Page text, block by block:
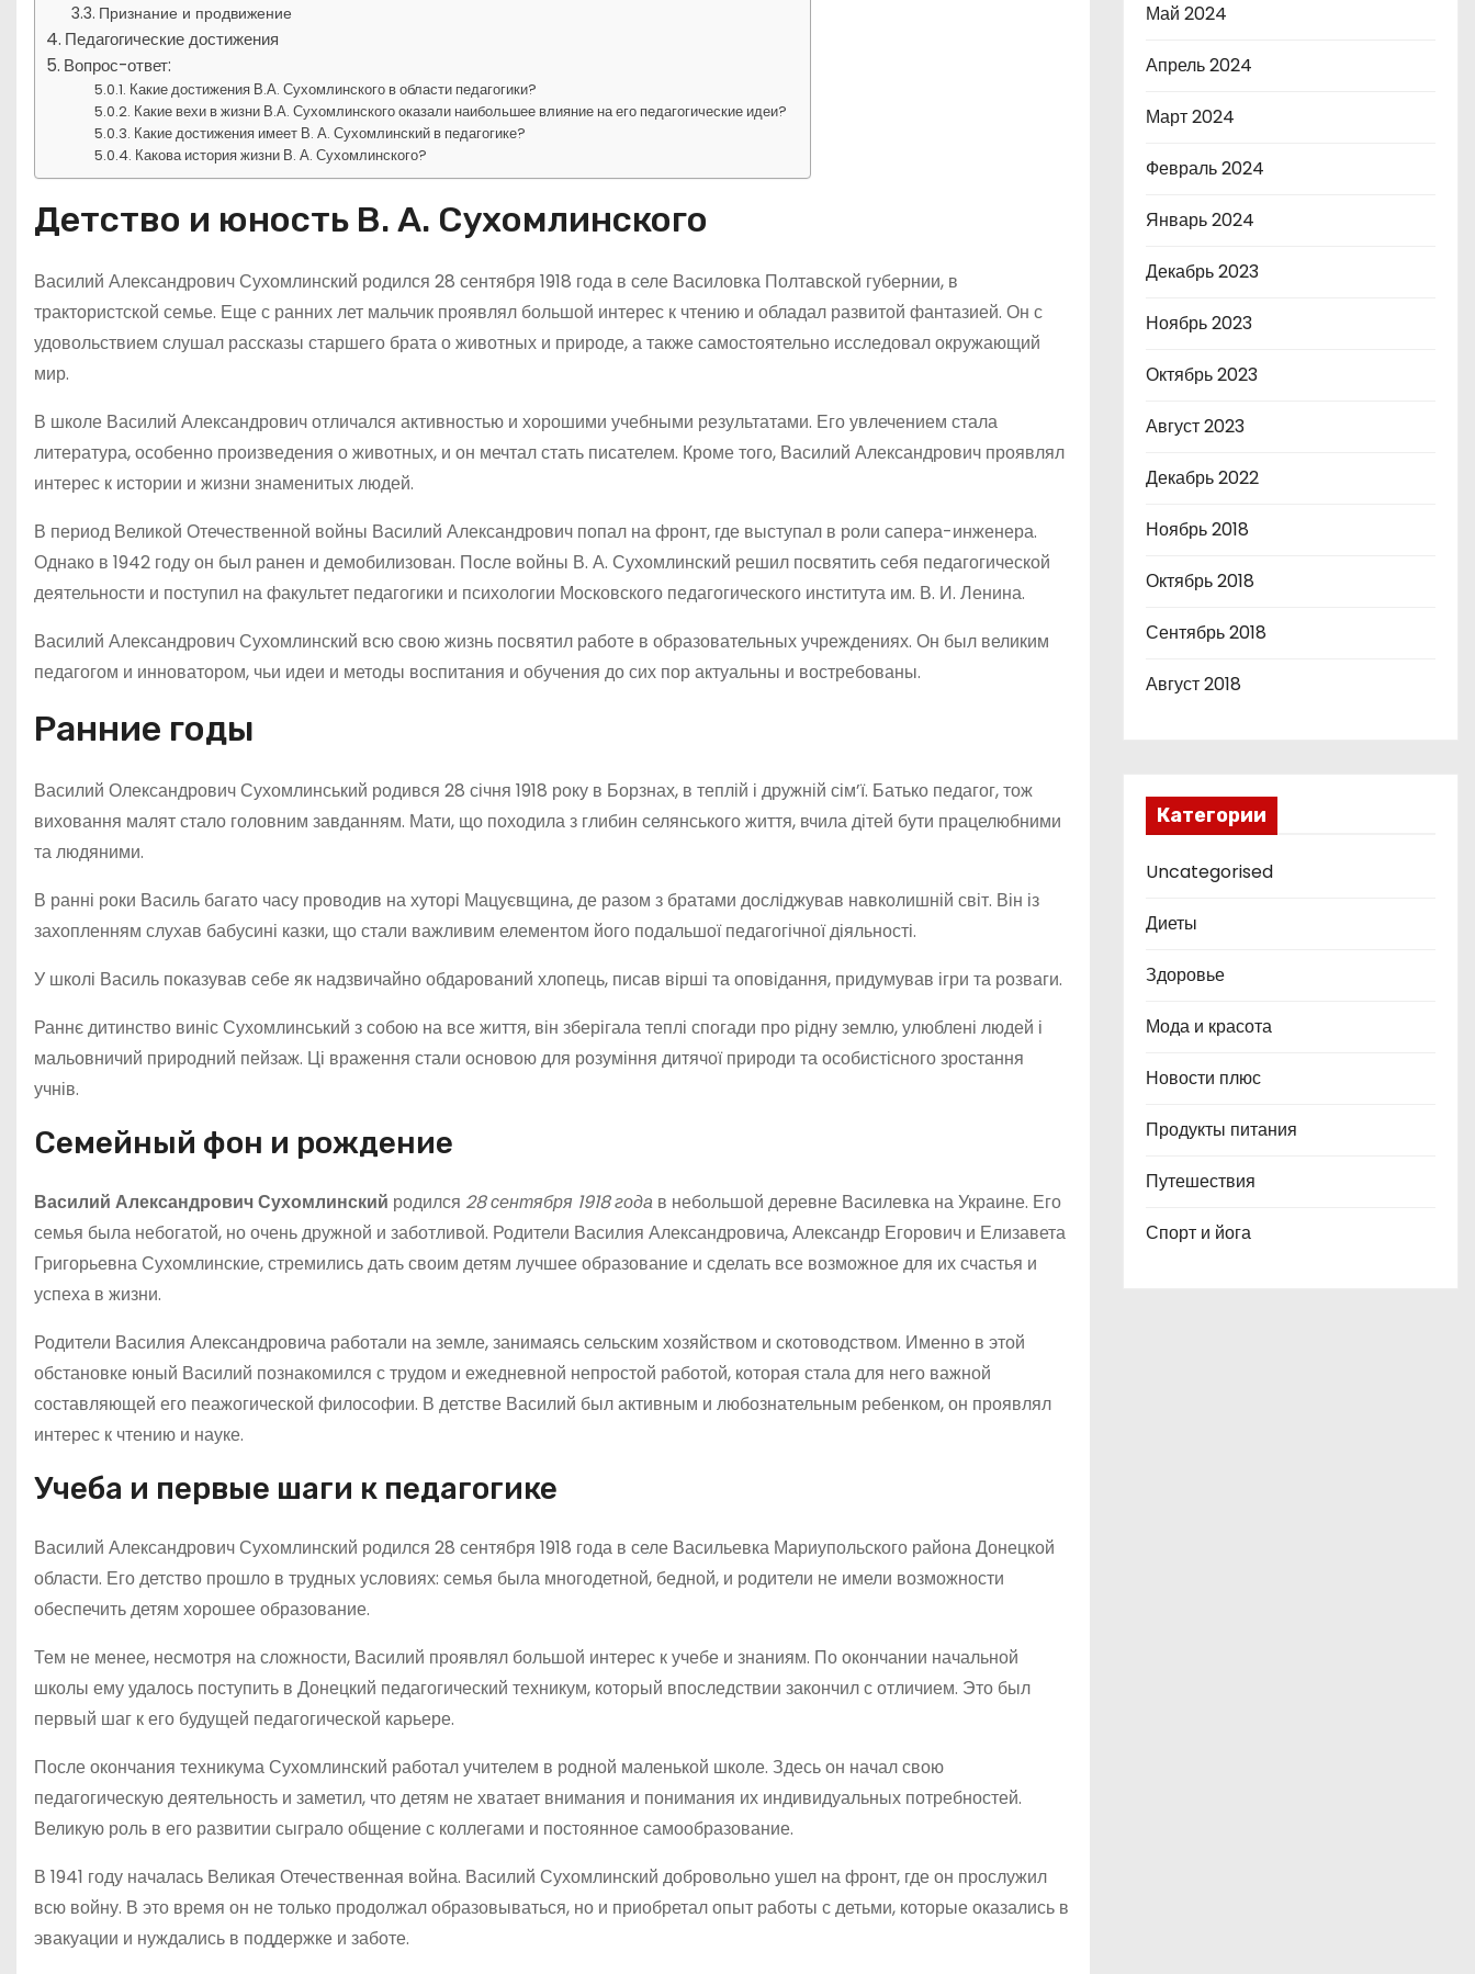
Признание и продвижение
Педагогические достижения
Вопрос-ответ:
Какие достижения В.А. Сухомлинского в области педагогики?
Какие вехи в жизни В.А. Сухомлинского оказали наибольшее влияние на его педагогические идеи?
Какие достижения имеет В. А. Сухомлинский в педагогике?
Какова история жизни В. А. Сухомлинского?
Детство и юность В. А. Сухомлинского
Василий Александрович Сухомлинский родился 28 сентября 1918 года в селе Василовка Полтавской губернии, в
трактористской семье. Еще с ранних лет мальчик проявлял большой интерес к чтению и обладал развитой фантазией. Он с
удовольствием слушал рассказы старшего брата о животных и природе, а также самостоятельно исследовал окружающий
мир.
В школе Василий Александрович отличался активностью и хорошими учебными результатами. Его увлечением стала
литература, особенно произведения о животных, и он мечтал стать писателем. Кроме того, Василий Александрович проявлял
интерес к истории и жизни знаменитых людей.
В период Великой Отечественной войны Василий Александрович попал на фронт, где выступал в роли сапера-инженера.
Однако в 1942 году он был ранен и демобилизован. После войны В. А. Сухомлинский решил посвятить себя педагогической
деятельности и поступил на факультет педагогики и психологии Московского педагогического института им. В. И. Ленина.
Василий Александрович Сухомлинский всю свою жизнь посвятил работе в образовательных учреждениях. Он был великим
педагогом и инноватором, чьи идеи и методы воспитания и обучения до сих пор актуальны и востребованы.
Ранние годы
Василий Олександрович Сухомлинський родився 28 січня 1918 року в Борзнах, в теплій і дружній сім’ї. Батько педагог, тож
виховання малят стало головним завданням. Мати, що походила з глибин селянського життя, вчила дітей бути працелюбними
та людяними.
В ранні роки Василь багато часу проводив на хуторі Мацуєвщина, де разом з братами досліджував навколишній світ. Він із
захопленням слухав бабусині казки, що стали важливим елементом його подальшої педагогічної діяльності.
У школі Василь показував себе як надзвичайно обдарований хлопець, писав вірші та оповідання, придумував ігри та розваги.
Раннє дитинство виніс Сухомлинський з собою на все життя, він зберігала теплі спогади про рідну землю, улюблені людей і
мальовничий природний пейзаж. Ці враження стали основою для розуміння дитячої природи та особистісного зростання
учнів.
Семейный фон и рождение
Василий Александрович Сухомлинский родился 28 сентября 1918 года в небольшой деревне Василевка на Украине. Его
семья была небогатой, но очень дружной и заботливой. Родители Василия Александровича, Александр Егорович и Елизавета
Григорьевна Сухомлинские, стремились дать своим детям лучшее образование и сделать все возможное для их счастья и
успеха в жизни.
Родители Василия Александровича работали на земле, занимаясь сельским хозяйством и скотоводством. Именно в этой
обстановке юный Василий познакомился с трудом и ежедневной непростой работой, которая стала для него важной
составляющей его пеажогической философии. В детстве Василий был активным и любознательным ребенком, он проявлял
интерес к чтению и науке.
Учеба и первые шаги к педагогике
Василий Александрович Сухомлинский родился 28 сентября 1918 года в селе Васильевка Мариупольского района Донецкой
области. Его детство прошло в трудных условиях: семья была многодетной, бедной, и родители не имели возможности
обеспечить детям хорошее образование.
Тем не менее, несмотря на сложности, Василий проявлял большой интерес к учебе и знаниям. По окончании начальной
школы ему удалось поступить в Донецкий педагогический техникум, который впоследствии закончил с отличием. Это был
первый шаг к его будущей педагогической карьере.
После окончания техникума Сухомлинский работал учителем в родной маленькой школе. Здесь он начал свою
педагогическую деятельность и заметил, что детям не хватает внимания и понимания их индивидуальных потребностей.
Великую роль в его развитии сыграло общение с коллегами и постоянное самообразование.
В 1941 году началась Великая Отечественная война. Василий Сухомлинский добровольно ушел на фронт, где он прослужил
всю войну. В это время он не только продолжал образовываться, но и приобретал опыт работы с детьми, которые оказались в
эвакуации и нуждались в поддержке и заботе.
Май 2024
Апрель 2024
Март 2024
Февраль 2024
Январь 2024
Декабрь 2023
Ноябрь 2023
Октябрь 2023
Август 2023
Декабрь 2022
Ноябрь 2018
Октябрь 2018
Сентябрь 2018
Август 2018
Категории
Uncategorised
Диеты
Здоровье
Мода и красота
Новости плюс
Продукты питания
Путешествия
Спорт и йога